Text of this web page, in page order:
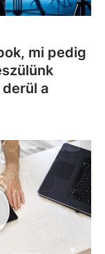
mi pedig
a